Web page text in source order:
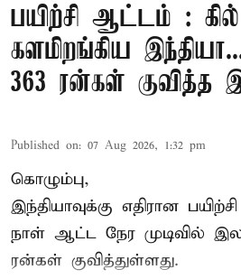
பயிற்சி ஆட்டம் :
களமிறங்கிய
363 ரன்கள் குவித்த
Published on: 07 Aug 2026, 1:32 pm
கொழும்பு,
இந்தியாவுக்கு எதிரான
நாள் ஆட்ட நேர முடிவில்
ரன்கள் குவித்துள்ளது.